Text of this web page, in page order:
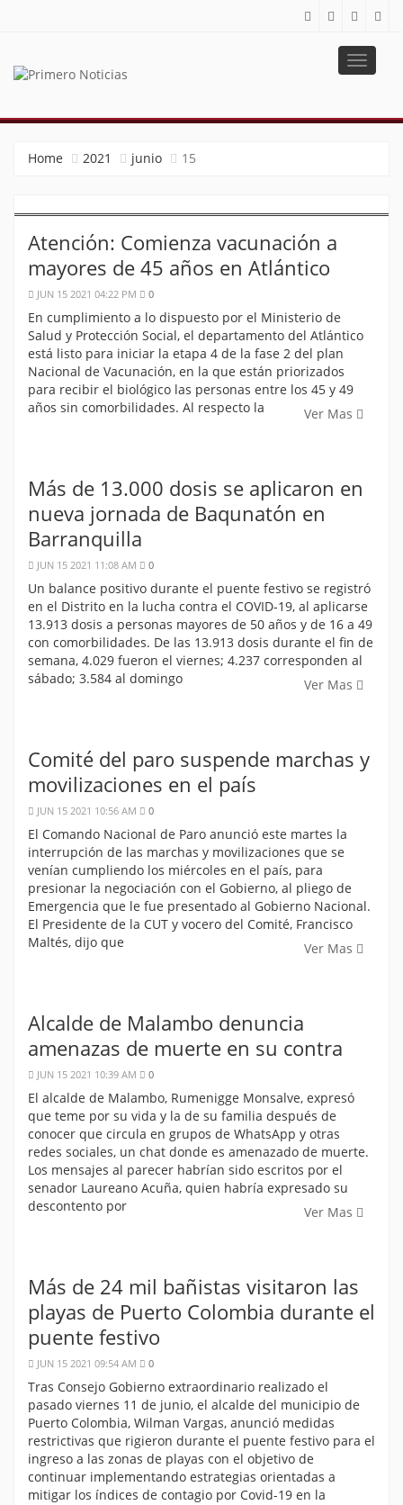
Toggle
Home 2021 junio 15
Atención: Comienza vacunación a
mayores de 45 años en Atlántico
JUN 15 2021 04:22 PM 0
En cumplimiento a lo dispuesto por el Ministerio de
Salud y Protección Social, el departamento del Atlántico
está listo para iniciar la etapa 4 de la fase 2 del plan
Nacional de Vacunación, en la que están priorizados
para recibir el biológico las personas entre los 45 y 49
años sin comorbilidades. Al respecto la
Ver Mas
Más de 13.000 dosis se aplicaron en
nueva jornada de Baqunatón en
Barranquilla
JUN 15 2021 11:08 AM 0
Un balance positivo durante el puente festivo se registró
en el Distrito en la lucha contra el COVID-19, al aplicarse
13.913 dosis a personas mayores de 50 años y de 16 a 49
con comorbilidades. De las 13.913 dosis durante el fin de
semana, 4.029 fueron el viernes; 4.237 corresponden al
sábado; 3.584 al domingo
Ver Mas
Comité del paro suspende marchas y
movilizaciones en el país
JUN 15 2021 10:56 AM 0
El Comando Nacional de Paro anunció este martes la
interrupción de las marchas y movilizaciones que se
venían cumpliendo los miércoles en el país, para
presionar la negociación con el Gobierno, al pliego de
Emergencia que le fue presentado al Gobierno Nacional.
El Presidente de la CUT y vocero del Comité, Francisco
Maltés, dijo que
Ver Mas
Alcalde de Malambo denuncia
amenazas de muerte en su contra
JUN 15 2021 10:39 AM 0
El alcalde de Malambo, Rumenigge Monsalve, expresó
que teme por su vida y la de su familia después de
conocer que circula en grupos de WhatsApp y otras
redes sociales, un chat donde es amenazado de muerte.
Los mensajes al parecer habrían sido escritos por el
senador Laureano Acuña, quien habría expresado su
descontento por
Ver Mas
Más de 24 mil bañistas visitaron las
playas de Puerto Colombia durante el
puente festivo
JUN 15 2021 09:54 AM 0
Tras Consejo Gobierno extraordinario realizado el
pasado viernes 11 de junio, el alcalde del municipio de
Puerto Colombia, Wilman Vargas, anunció medidas
restrictivas que rigieron durante el puente festivo para el
ingreso a las zonas de playas con el objetivo de
continuar implementando estrategias orientadas a
mitigar los índices de contagio por Covid-19 en la